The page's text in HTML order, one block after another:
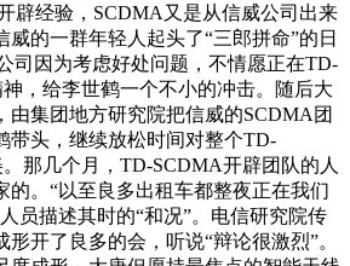
辟经验，SCDMA又是从信威公司出来
威的一群年轻人起头了“三郎拼命”的日
司因为考虑好处问题，不情愿正在TD-
，给李世鹤一个不小的冲击。随后大
由集团地方研究院把信威的SCDMA团
带头，继续放松时间对整个TD-
那几个月，TD-SCDMA开辟团队的人
的。“以至良多出租车都整夜正在我们
员描述其时的“和况”。电信研究院传
开了良多的会，听说“辩论很激烈”。